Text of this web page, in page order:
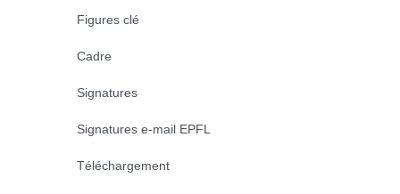
Figures clé
Cadre
Signatures
Signatures e-mail EPFL
Téléchargement